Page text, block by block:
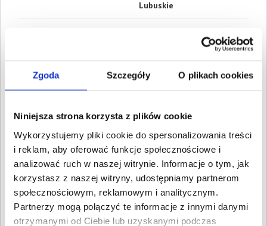
Zgoda Szczegóły O plikach cookies
Niniejsza strona korzysta z plików cookie
Wykorzystujemy pliki cookie do spersonalizowania treści
i reklam, aby oferować funkcje społecznościowe i
analizować ruch w naszej witrynie. Informacje o tym, jak
korzystasz z naszej witryny, udostępniamy partnerom
społecznościowym, reklamowym i analitycznym.
Partnerzy mogą połączyć te informacje z innymi danymi
otrzymanymi od Ciebie lub uzyskanymi podczas
Lubuskie
1 267,50 PLN
2 maja
kwietnia 2019
3. Gospodarcze
Wartość:1 845,00 PLN
Data wymagalności: 30 maja
2019
4. Gospodarcze
Wartość:1 968,00 PLN
Data wymagalności:4